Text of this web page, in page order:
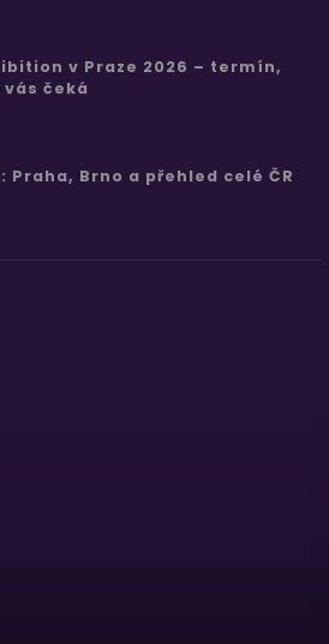
v Praze 2026 – termín,
čeká
Brno a přehled celé ČR